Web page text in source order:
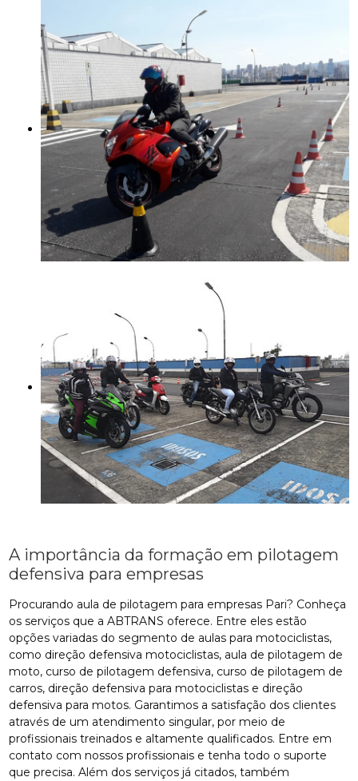
A importância da formação em pilotagem
defensiva para empresas
Procurando aula de pilotagem para empresas Pari? Conheça
os serviços que a ABTRANS oferece. Entre eles estão
opções variadas do segmento de aulas para motociclistas,
como direção defensiva motociclistas, aula de pilotagem de
moto, curso de pilotagem defensiva, curso de pilotagem de
carros, direção defensiva para motociclistas e direção
defensiva para motos. Garantimos a satisfação dos clientes
através de um atendimento singular, por meio de
profissionais treinados e altamente qualificados. Entre em
contato com nossos profissionais e tenha todo o suporte
que precisa. Além dos serviços já citados, também